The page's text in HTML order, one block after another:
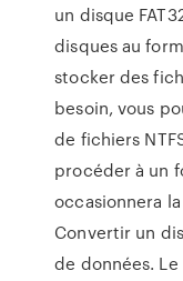
un disque
disques au
stocker des
besoin, vous
de fichiers
procéder à un
occasionnera
Convertir un
de données.